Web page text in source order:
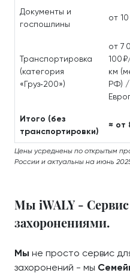
Документы и
госпошлины
от
Транспортировка
(категория
«Груз‑200»)
от 7
100
км
РФ) /
Итого (без
транспортировки)
≈ от
Цены усреднены по открытым
России и актуальны на июнь
Мы iWALY - Сервис
захоронениями.
Мы не просто сервис
захоронений - мы